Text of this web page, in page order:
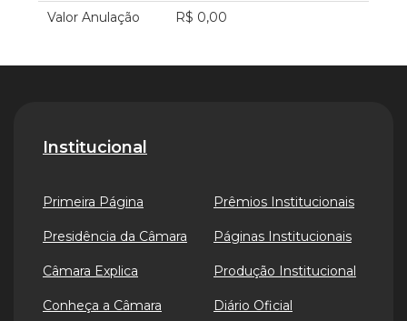
Valor Anulação R$ 0,00
Institucional
Primeira Página
Presidência da Câmara
Câmara Explica
Conheça a Câmara
Prêmios Institucionais
Páginas Institucionais
Produção Institucional
Diário Oficial